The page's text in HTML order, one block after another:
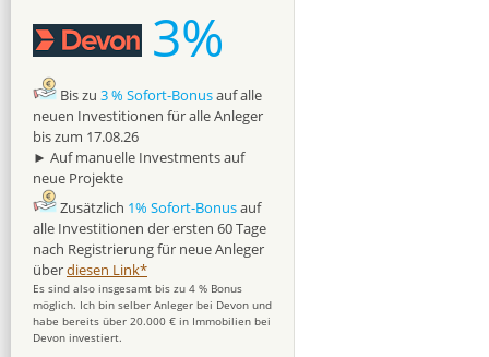
3%
Bis zu 3 % Sofort-Bonusauf alle
neuen Investitionen für alle Anleger
bis zum 17.08.26
► Auf manuelle Investments auf
neue Projekte
Zusätzlich 1% Sofort-Bonusauf
alle Investitionen der ersten 60 Tage
nach Registrierung für neue Anleger
überdiesen Link*
Es sind also insgesamt bis zu 4 % Bonus
möglich. Ich bin selber Anleger bei Devon und
habe bereits über 20.000 € in Immobilien bei
Devon investiert.